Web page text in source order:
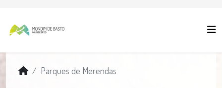
Parques de Merendas